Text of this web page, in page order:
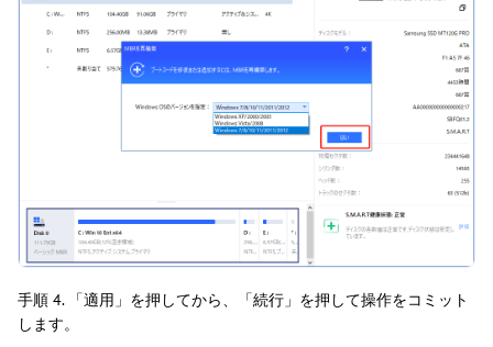
手順 4. 「適用」を押してから、「続行」を押して操作をコミット
します。